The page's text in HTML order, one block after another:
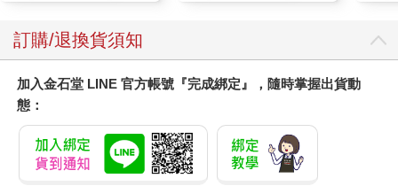
訂購/退換貨須知
加入金石堂 LINE 官方帳號『完成綁定』，隨時掌握出貨動
態：